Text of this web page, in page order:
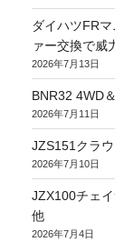
ダイハツFR
ァー交換で威
2026年7月13日
BNR32 4WD
2026年7月11日
JZS151クラ
2026年7月10日
JZX100チェ
他
2026年7月4日